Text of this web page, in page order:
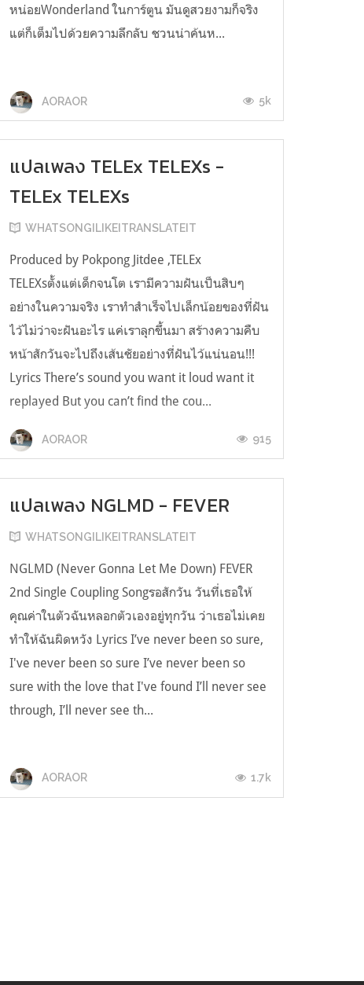
หน่อยWonderland ในการ์ตูน มันดูสวยงามก็จริง
แต่ก็เต็มไปด้วยความลึกลับ ชวนน่าค้นห...
AORAOR 5k
แปลเพลง TELEx TELEXs -
TELEx TELEXs
WHATSONGILIKEITRANSLATEIT
Produced by Pokpong Jitdee ,TELEx
TELEXsตั้งแต่เด็กจนโต เรามีความฝันเป็นสิบๆ
อย่างในความจริง เราทำสำเร็จไปเล็กน้อยของที่ฝัน
ไว้ไม่ว่าจะฝันอะไร แค่เราลุกขึ้นมา สร้างความคืบ
หน้าสักวันจะไปถึงเส้นชัยอย่างที่ฝันไว้แน่นอน!!!
Lyrics There’s sound you want it loud want it
replayed But you can’t find the cou...
AORAOR 915
แปลเพลง NGLMD - FEVER
WHATSONGILIKEITRANSLATEIT
NGLMD (Never Gonna Let Me Down) FEVER
2nd Single Coupling Songรอสักวัน วันที่เธอให้
คุณค่าในตัวฉันหลอกตัวเองอยู่ทุกวัน ว่าเธอไม่เคย
ทำให้ฉันผิดหวัง Lyrics I’ve never been so sure,
I've never been so sure I’ve never been so
sure with the love that I've found I’ll never see
through, I’ll never see th...
AORAOR 1.7k